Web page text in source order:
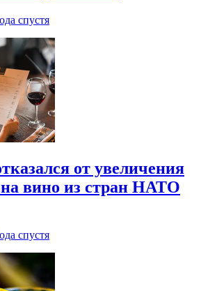
спустя
от увеличения
вино из стран НАТО
спустя